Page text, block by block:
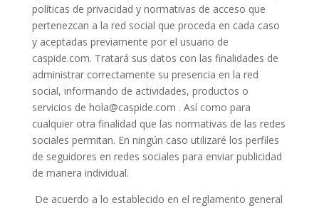
políticas de privacidad y normativas de acceso que
pertenezcan a la red social que proceda en cada caso
y aceptadas previamente por el usuario de
caspide.com. Tratará sus datos con las finalidades de
administrar correctamente su presencia en la red
social, informando de actividades, productos o
servicios de hola@caspide.com . Así como para
cualquier otra finalidad que las normativas de las redes
sociales permitan. En ningún caso utilizaré los perfiles
de seguidores en redes sociales para enviar publicidad
de manera individual.
De acuerdo a lo establecido en el reglamento general